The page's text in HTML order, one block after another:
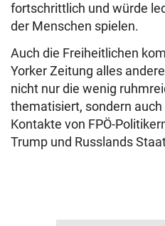
fortschrittlich und würde
der Menschen spielen.
Auch die Freiheitlichen
Yorker Zeitung alles
nicht nur die wenig
thematisiert, sondern
Kontakte von FPÖ-
Trump und Russlands